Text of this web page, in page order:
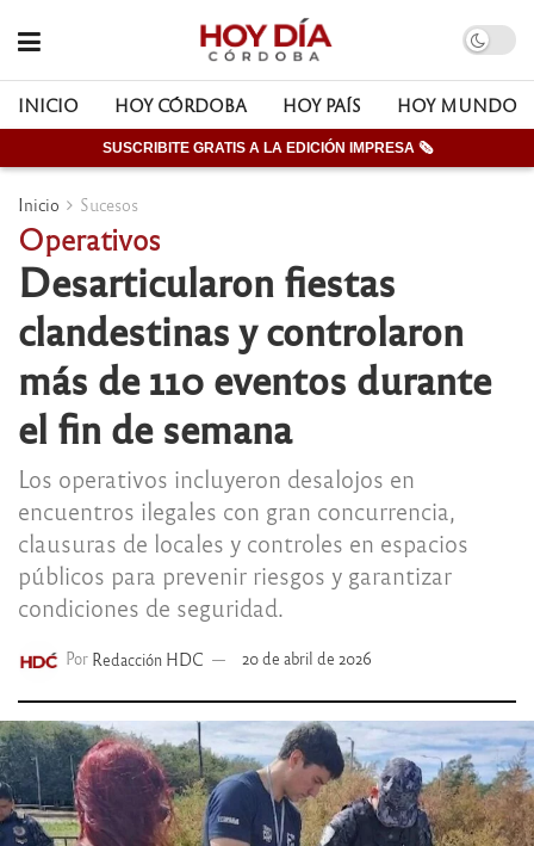
INICIO HOY CÓRDOBA HOY PAÍS HOY MUNDO
SUSCRIBITE GRATIS A LA EDICIÓN IMPRESA 🗞
Inicio Sucesos
Operativos
Desarticularon fiestas
clandestinas y controlaron
más de 110 eventos durante
el fin de semana
Los operativos incluyeron desalojos en
encuentros ilegales con gran concurrencia,
clausuras de locales y controles en espacios
públicos para prevenir riesgos y garantizar
condiciones de seguridad.
Por Redacción HDC 20 de abril de 2026